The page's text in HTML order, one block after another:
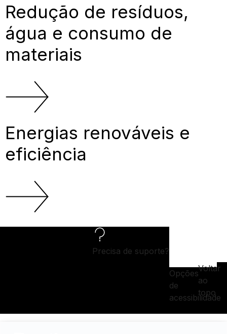
Redução de resíduos,
água e consumo de
materiais
Energias renováveis e
eficiência
Precisa de suporte?
Opções
de
acessibilidade
Voltar
ao
topo